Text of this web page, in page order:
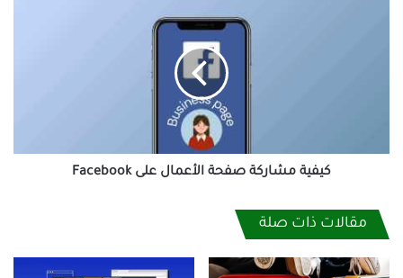
كيفية مشاركة صفحة الأعمال على Facebook
مقالات ذات صلة